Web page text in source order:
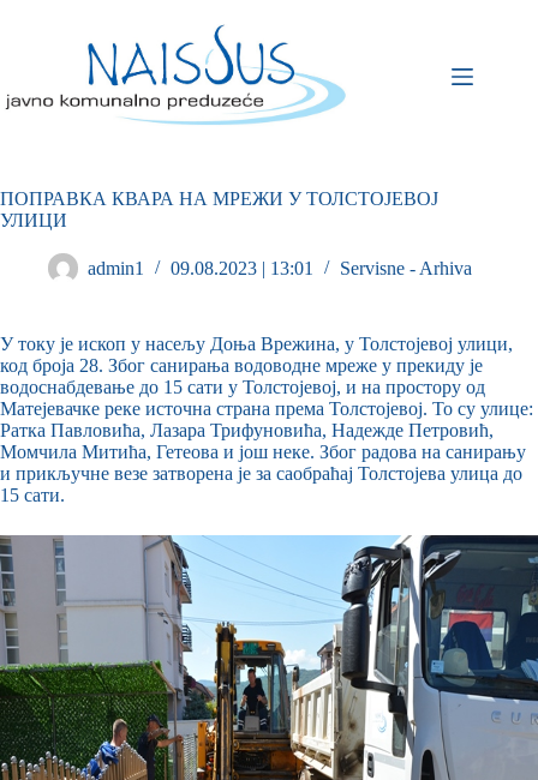
ПОПРАВКА КВАРА НА МРЕЖИ У ТОЛСТОЈЕВОЈ
УЛИЦИ
admin1 09.08.2023 | 13:01 Servisne - Arhiva
У току је ископ у насељу Доња Врежина, у Толстојевој улици,
код броја 28. Због санирања водоводне мреже у прекиду је
водоснабдевање до 15 сати у Толстојевој, и на простору од
Матејевачке реке источна страна према Толстојевој. То су улице:
Ратка Павловића, Лазара Трифуновића, Надежде Петровић,
Момчила Митића, Гетеова и још неке. Због радова на санирању
и прикључне везе затворена је за саобраћај Толстојева улица до
15 сати.